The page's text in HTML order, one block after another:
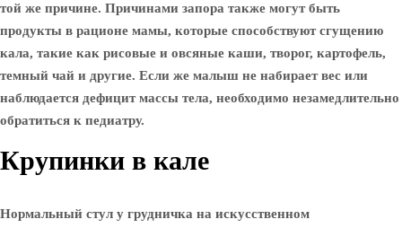
той же причине. Причинами запора также могут быть
продукты в рационе мамы, которые способствуют сгущению
кала, такие как рисовые и овсяные каши, творог, картофель,
темный чай и другие. Если же малыш не набирает вес или
наблюдается дефицит массы тела, необходимо незамедлительно
обратиться к педиатру.
Крупинки в кале
Нормальный стул у грудничка на искусственном